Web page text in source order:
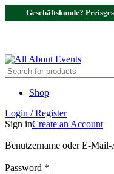
Geschäftskunde?
Shop
Login / Register
Sign inCreate an Account
Benutzername oder E-Mail-
Password *